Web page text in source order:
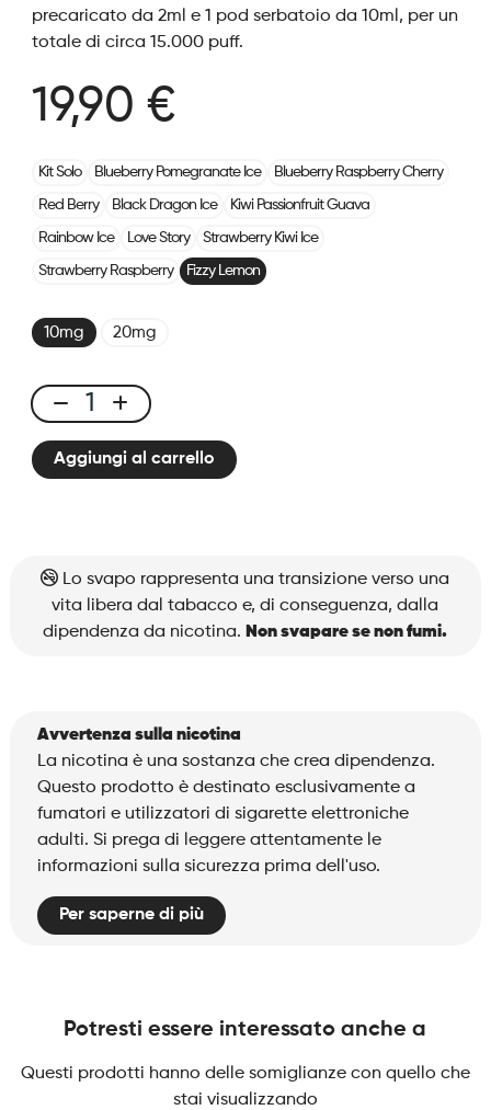
precaricato da 2ml e 1 pod serbatoio da 10ml, per un
totale di circa 15.000 puff.
19,90 €
Kit Solo Blueberry Pomegranate Ice Blueberry Raspberry Cherry
Red Berry Black Dragon Ice Kiwi Passionfruit Guava
Rainbow Ice Love Story Strawberry Kiwi Ice
Strawberry Raspberry Fizzy Lemon
10mg 20mg
X-
One
Pro
Lemon
quantità
Aggiungi al carrello
Lo svapo rappresenta una transizione verso una
vita libera dal tabacco e, di conseguenza, dalla
dipendenza da nicotina. Non svapare se non fumi.
Avvertenza sulla nicotina
La nicotina è una sostanza che crea dipendenza.
Questo prodotto è destinato esclusivamente a
fumatori e utilizzatori di sigarette elettroniche
adulti. Si prega di leggere attentamente le
informazioni sulla sicurezza prima dell'uso.
Per saperne di più
Potresti essere interessato anche a
Questi prodotti hanno delle somiglianze con quello che
stai visualizzando